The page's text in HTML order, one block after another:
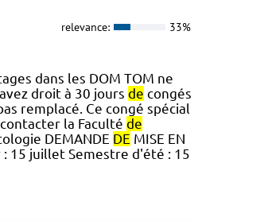
relevance: 33%
dans les DOM TOM ne
droit à 30 jours de congés
remplacé. Ce congé spécial
contacter la Faculté de
DEMANDE DE MISE EN
15 juillet Semestre d'été : 15